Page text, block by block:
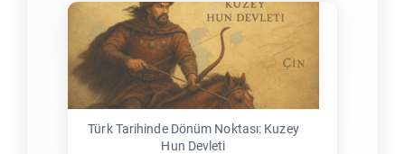
Türk Tarihinde Dönüm Noktası: Kuzey
Hun Devleti